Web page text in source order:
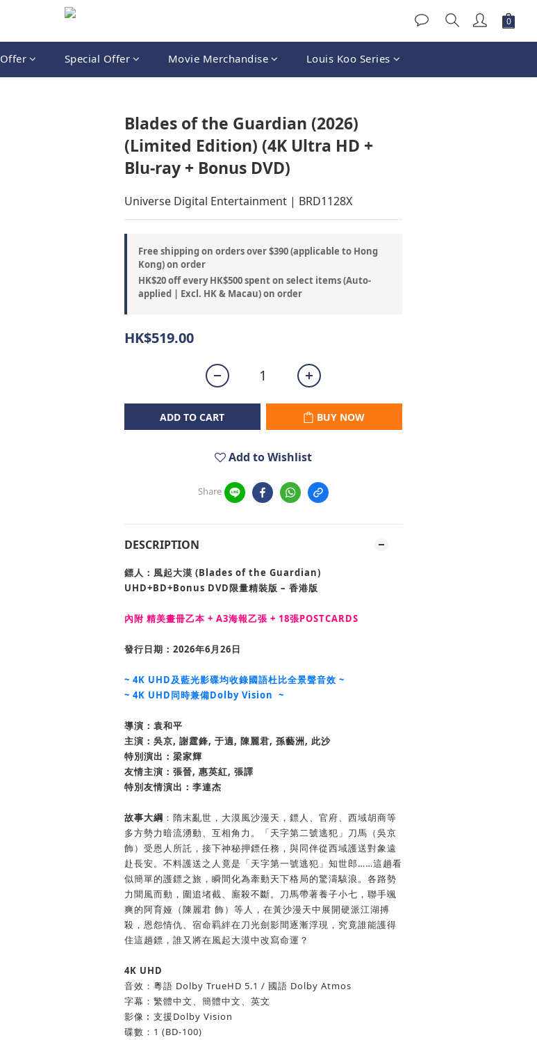
Offer Special Offer Movie Merchandise Louis Koo Series
Blades of the Guardian (2026)
(Limited Edition) (4K Ultra HD +
Blu-ray + Bonus DVD)
Universe Digital Entertainment | BRD1128X
Free shipping on orders over $390 (applicable to Hong
Kong) on order
HK$20 off every HK$500 spent on select items (Auto-
applied | Excl. HK & Macau) on order
HK$519.00
ADD TO CART BUY NOW
Add to Wishlist
Share
DESCRIPTION
鏢人：風起大漠 (Blades of the Guardian)
UHD+BD+Bonus DVD限量精裝版 – 香港版
內附 精美畫冊乙本 + A3海報乙張 + 18張POSTCARDS
發行日期：2026年6月26日
~ 4K UHD及藍光影碟均收錄國語杜比全景聲音效 ~
~ 4K UHD同時兼備Dolby Vision ~
導演：袁和平
主演：吳京, 謝霆鋒, 于適, 陳麗君, 孫藝洲, 此沙
特別演出 ： 梁家輝
友情主演 ： 張晉, 惠英紅, 張譯
特別友情演出 ：李連杰
故事大綱 ：隋末亂世，大漠風沙漫天，鏢人、官府、西域胡商等
多方勢力暗流湧動、互相角力。「天字第二號逃犯」刀馬（吳京
飾）受恩人所託，接下神秘押鏢任務，與同伴從西域護送對象遠
赴長安。不料護送之人竟是「天字第一號逃犯」知世郎……這趟看
似簡單的護鏢之旅，瞬間化為牽動天下格局的驚濤駭浪。各路勢
力聞風而動，圍追堵截、廝殺不斷。刀馬帶著養子小七，聯手颯
爽的阿育娅（陳麗君 飾）等人，在黃沙漫天中展開硬派江湖搏
殺，恩怨情仇、宿命羁絆在刀光劍影間逐漸浮現，究竟誰能護得
住這趟鏢，誰又將在風起大漠中改寫命運？
4K UHD
音效：粵語 Dolby TrueHD 5.1 / 國語 Dolby Atmos
字幕：繁體中文、簡體中文、英文
影像︰支援Dolby Vision
碟數：1 (BD-100)